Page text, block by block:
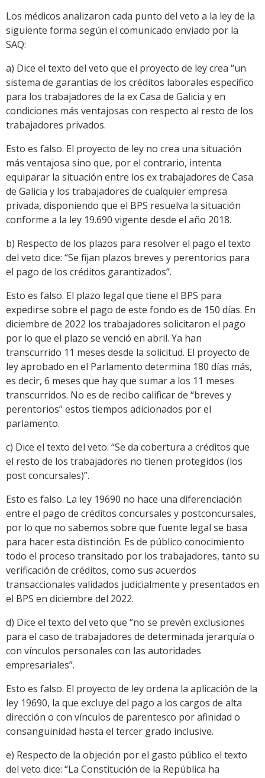
Los médicos analizaron cada punto del veto a la ley de la
siguiente forma según el comunicado enviado por la
SAQ:
a) Dice el texto del veto que el proyecto de ley crea “un
sistema de garantías de los créditos laborales específico
para los trabajadores de la ex Casa de Galicia y en
condiciones más ventajosas con respecto al resto de los
trabajadores privados.
Esto es falso. El proyecto de ley no crea una situación
más ventajosa sino que, por el contrario, intenta
equiparar la situación entre los ex trabajadores de Casa
de Galicia y los trabajadores de cualquier empresa
privada, disponiendo que el BPS resuelva la situación
conforme a la ley 19.690 vigente desde el año 2018.
b) Respecto de los plazos para resolver el pago el texto
del veto dice: “Se fijan plazos breves y perentorios para
el pago de los créditos garantizados”.
Esto es falso. El plazo legal que tiene el BPS para
expedirse sobre el pago de este fondo es de 150 días. En
diciembre de 2022 los trabajadores solicitaron el pago
por lo que el plazo se venció en abril. Ya han
transcurrido 11 meses desde la solicitud. El proyecto de
ley aprobado en el Parlamento determina 180 días más,
es decir, 6 meses que hay que sumar a los 11 meses
transcurridos. No es de recibo calificar de “breves y
perentorios” estos tiempos adicionados por el
parlamento.
c) Dice el texto del veto: “Se da cobertura a créditos que
el resto de los trabajadores no tienen protegidos (los
post concursales)”.
Esto es falso. La ley 19690 no hace una diferenciación
entre el pago de créditos concursales y postconcursales,
por lo que no sabemos sobre que fuente legal se basa
para hacer esta distinción. Es de público conocimiento
todo el proceso transitado por los trabajadores, tanto su
verificación de créditos, como sus acuerdos
transaccionales validados judicialmente y presentados en
el BPS en diciembre del 2022.
d) Dice el texto del veto que “no se prevén exclusiones
para el caso de trabajadores de determinada jerarquía o
con vínculos personales con las autoridades
empresariales”.
Esto es falso. El proyecto de ley ordena la aplicación de la
ley 19690, la que excluye del pago a los cargos de alta
dirección o con vínculos de parentesco por afinidad o
consanguinidad hasta el tercer grado inclusive.
e) Respecto de la objeción por el gasto público el texto
del veto dice: “La Constitución de la República ha